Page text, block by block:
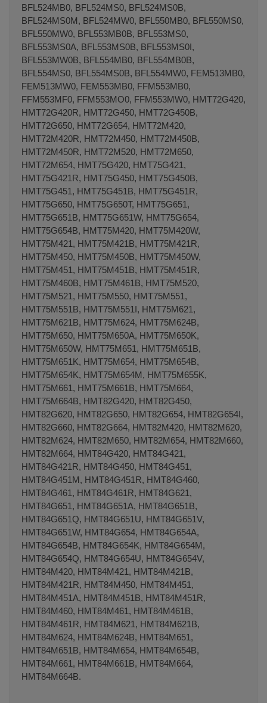
BFL524MB0, BFL524MS0, BFL524MS0B,
BFL524MS0M, BFL524MW0, BFL550MB0, BFL550MS0,
BFL550MW0, BFL553MB0B, BFL553MS0,
BFL553MS0A, BFL553MS0B, BFL553MS0I,
BFL553MW0B, BFL554MB0, BFL554MB0B,
BFL554MS0, BFL554MS0B, BFL554MW0, FEM513MB0,
FEM513MW0, FEM553MB0, FFM553MB0,
FFM553MF0, FFM553MO0, FFM553MW0, HMT72G420,
HMT72G420R, HMT72G450, HMT72G450B,
HMT72G650, HMT72G654, HMT72M420,
HMT72M420R, HMT72M450, HMT72M450B,
HMT72M450R, HMT72M520, HMT72M650,
HMT72M654, HMT75G420, HMT75G421,
HMT75G421R, HMT75G450, HMT75G450B,
HMT75G451, HMT75G451B, HMT75G451R,
HMT75G650, HMT75G650T, HMT75G651,
HMT75G651B, HMT75G651W, HMT75G654,
HMT75G654B, HMT75M420, HMT75M420W,
HMT75M421, HMT75M421B, HMT75M421R,
HMT75M450, HMT75M450B, HMT75M450W,
HMT75M451, HMT75M451B, HMT75M451R,
HMT75M460B, HMT75M461B, HMT75M520,
HMT75M521, HMT75M550, HMT75M551,
HMT75M551B, HMT75M551I, HMT75M621,
HMT75M621B, HMT75M624, HMT75M624B,
HMT75M650, HMT75M650A, HMT75M650K,
HMT75M650W, HMT75M651, HMT75M651B,
HMT75M651K, HMT75M654, HMT75M654B,
HMT75M654K, HMT75M654M, HMT75M655K,
HMT75M661, HMT75M661B, HMT75M664,
HMT75M664B, HMT82G420, HMT82G450,
HMT82G620, HMT82G650, HMT82G654, HMT82G654I,
HMT82G660, HMT82G664, HMT82M420, HMT82M620,
HMT82M624, HMT82M650, HMT82M654, HMT82M660,
HMT82M664, HMT84G420, HMT84G421,
HMT84G421R, HMT84G450, HMT84G451,
HMT84G451M, HMT84G451R, HMT84G460,
HMT84G461, HMT84G461R, HMT84G621,
HMT84G651, HMT84G651A, HMT84G651B,
HMT84G651Q, HMT84G651U, HMT84G651V,
HMT84G651W, HMT84G654, HMT84G654A,
HMT84G654B, HMT84G654K, HMT84G654M,
HMT84G654Q, HMT84G654U, HMT84G654V,
HMT84M420, HMT84M421, HMT84M421B,
HMT84M421R, HMT84M450, HMT84M451,
HMT84M451A, HMT84M451B, HMT84M451R,
HMT84M460, HMT84M461, HMT84M461B,
HMT84M461R, HMT84M621, HMT84M621B,
HMT84M624, HMT84M624B, HMT84M651,
HMT84M651B, HMT84M654, HMT84M654B,
HMT84M661, HMT84M661B, HMT84M664,
HMT84M664B.
Terminal de consulta○ Motor activo -
Magnetrón microondas M24FB-610A 850W